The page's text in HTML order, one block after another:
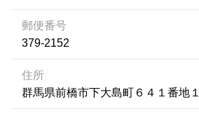
郵便番号
379-2152
住所
群馬県前橋市下大島町６４１番地１